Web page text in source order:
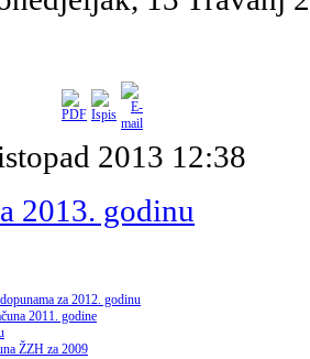
2013 12:38
2013. godinu
za 2012. godinu
2011. godine
ŽZH za 2009